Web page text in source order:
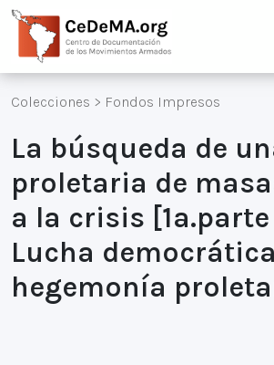
Colecciones > Fondos Impresos
La búsqueda de
proletaria de
a la crisis [1a.parte
Lucha
hegemonía